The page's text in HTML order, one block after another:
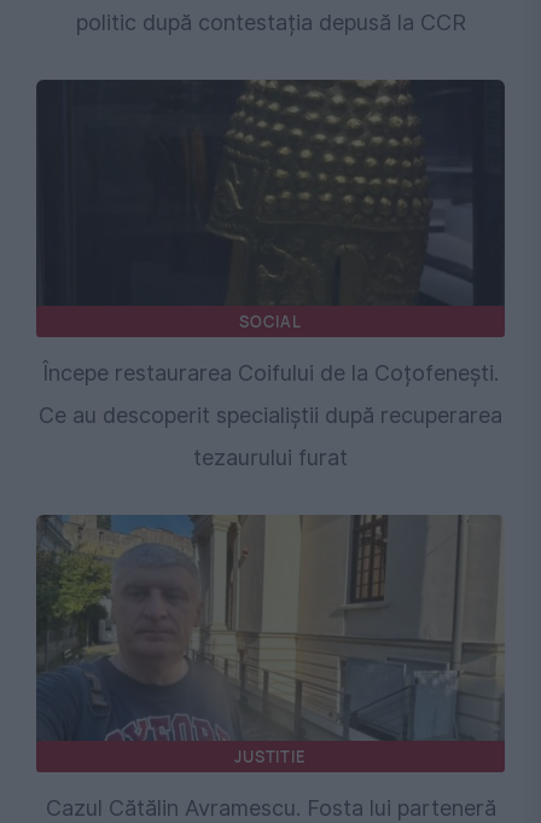
politic după contestația depusă la CCR
SOCIAL
Începe restaurarea Coifului de la Coțofenești.
Ce au descoperit specialiștii după recuperarea
tezaurului furat
JUSTITIE
Cazul Cătălin Avramescu. Fosta lui parteneră